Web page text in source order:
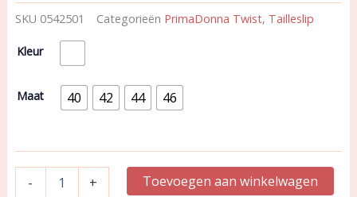
SKU 0542501 Categorieën PrimaDonna Twist, Tailleslip
Kleur
Maat 40 42 44 46
-
PrimaDonna
Tailleslip
|
Badala
0542501
+ Toevoegen aan winkelwagen